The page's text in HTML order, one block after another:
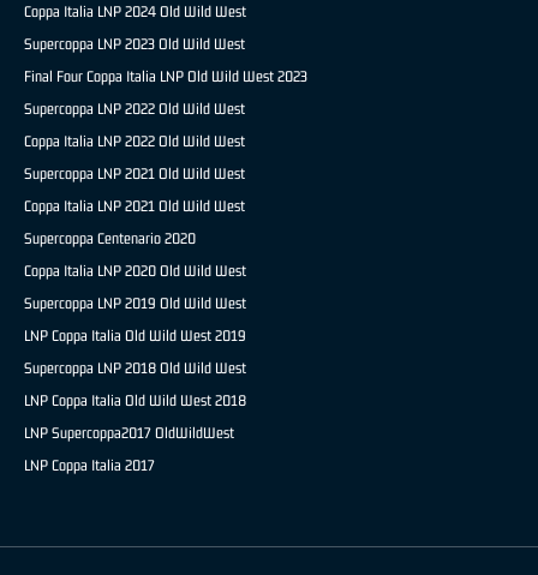
Coppa Italia LNP 2024 Old Wild West
Supercoppa LNP 2023 Old Wild West
Final Four Coppa Italia LNP Old Wild West 2023
Supercoppa LNP 2022 Old Wild West
Coppa Italia LNP 2022 Old Wild West
Supercoppa LNP 2021 Old Wild West
Coppa Italia LNP 2021 Old Wild West
Supercoppa Centenario 2020
Coppa Italia LNP 2020 Old Wild West
Supercoppa LNP 2019 Old Wild West
LNP Coppa Italia Old Wild West 2019
Supercoppa LNP 2018 Old Wild West
LNP Coppa Italia Old Wild West 2018
LNP Supercoppa2017 OldWildWest
LNP Coppa Italia 2017